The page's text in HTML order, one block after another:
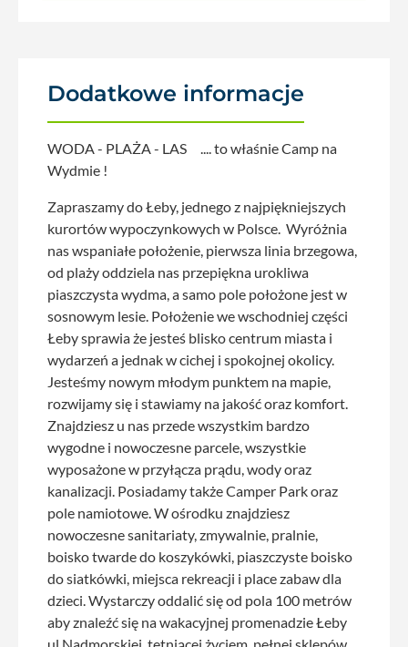
Dodatkowe informacje
WODA - PLAŻA - LAS .... to właśnie Camp na
Wydmie !
Zapraszamy do Łeby, jednego z najpiękniejszych
kurortów wypoczynkowych w Polsce. Wyróżnia
nas wspaniałe położenie, pierwsza linia brzegowa,
od plaży oddziela nas przepiękna urokliwa
piaszczysta wydma, a samo pole położone jest w
sosnowym lesie. Położenie we wschodniej części
Łeby sprawia że jesteś blisko centrum miasta i
wydarzeń a jednak w cichej i spokojnej okolicy.
Jesteśmy nowym młodym punktem na mapie,
rozwijamy się i stawiamy na jakość oraz komfort.
Znajdziesz u nas przede wszystkim bardzo
wygodne i nowoczesne parcele, wszystkie
wyposażone w przyłącza prądu, wody oraz
kanalizacji. Posiadamy także Camper Park oraz
pole namiotowe. W ośrodku znajdziesz
nowoczesne sanitariaty, zmywalnie, pralnie,
boisko twarde do koszykówki, piaszczyste boisko
do siatkówki, miejsca rekreacji i place zabaw dla
dzieci. Wystarczy oddalić się od pola 100 metrów
aby znaleźć się na wakacyjnej promenadzie Łeby